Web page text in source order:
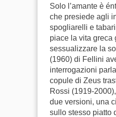
Solo l’amante è
che presiede agli
spogliarelli e
piace la vita greca
sessualizzare la
(1960) di Fellini
interrogazioni
copule di Zeus
Rossi (1919-
due versioni, una
sullo stesso piatto